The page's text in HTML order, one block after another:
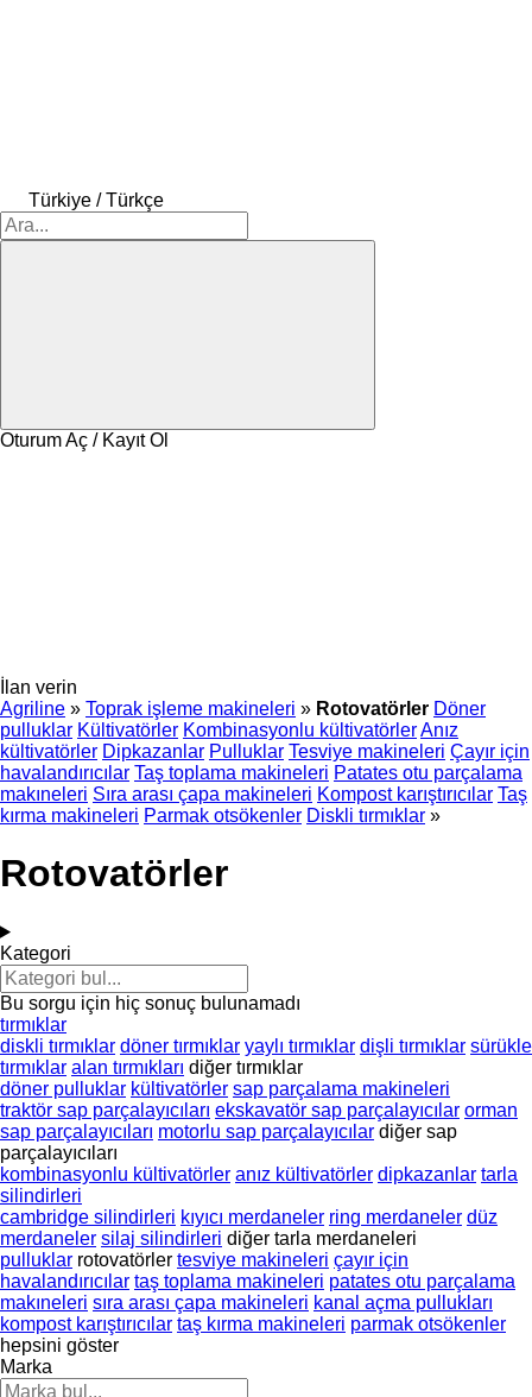
Türkiye / Türkçe
Oturum Aç / Kayıt Ol
İlan verin
Agriline » Toprak işleme makineleri » Rotovatörler Döner
pulluklar Kültivatörler Kombinasyonlu kültivatörlerAnız
kültivatörler Dipkazanlar Pulluklar Tesviye makineleri Çayır için
havalandırıcılar Taş toplama makineleri Patates otu parçalama
makıneleri Sıra arası çapa makineleri Kompost karıştırıcılar Taş
kırma makineleri Parmak otsökenler Diskli tırmıklar »
Rotovatörler
Kategori
Bu sorgu için hiç sonuç bulunamadı
tırmıklar
diskli tırmıklar döner tırmıklar yaylı tırmıklar dişli tırmıklar sürükle
tırmıklar alan tırmıkları diğer tırmıklar
döner pulluklar kültivatörler sap parçalama makineleri
traktör sap parçalayıcıları ekskavatör sap parçalayıcılar orman
sap parçalayıcıları motorlu sap parçalayıcılar diğer sap
parçalayıcıları
kombinasyonlu kültivatörler anız kültivatörler dipkazanlar tarla
silindirleri
cambridge silindirleri kıyıcı merdaneler ring merdaneler düz
merdaneler silaj silindirleri diğer tarla merdaneleri
pulluklar rotovatörler tesviye makineleri çayır için
havalandırıcılar taş toplama makineleri patates otu parçalama
makıneleri sıra arası çapa makineleri kanal açma pullukları
kompost karıştırıcılar taş kırma makineleri parmak otsökenler
hepsini göster
Marka